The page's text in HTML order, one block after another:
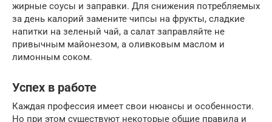
жирные соусы и заправки. Для снижения потребляемых
за день калорий замените чипсы на фрукты, сладкие
напитки на зеленый чай, а салат заправляйте не
привычным майонезом, а оливковым маслом и
лимонным соком.
Успех в работе
Каждая профессия имеет свои нюансы и особенности.
Но при этом существуют некоторые общие правила и